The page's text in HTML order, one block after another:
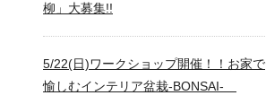
柳」大募集!!
5/22(日)ワークショップ開催！！お家で
愉しむインテリア盆栽-BONSAI-